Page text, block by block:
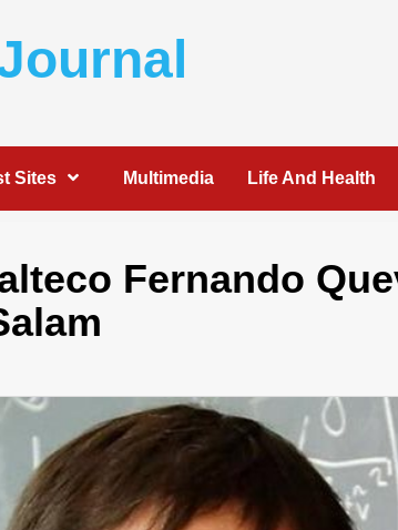
Sites Multimedia Life And Health
Fernando